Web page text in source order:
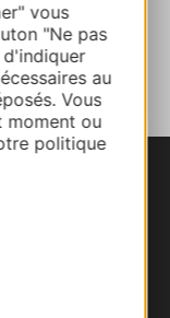
vous
"Ne pas
au
Vous
moment ou
politique